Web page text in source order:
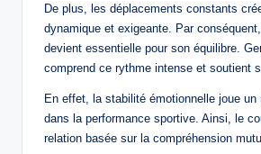
De plus, les déplacements constants
dynamique et exigeante. Par
devient essentielle pour son équilibre.
comprend ce rythme intense et soutient
En effet, la stabilité émotionnelle joue un
dans la performance sportive. Ainsi, le
relation basée sur la compréhension